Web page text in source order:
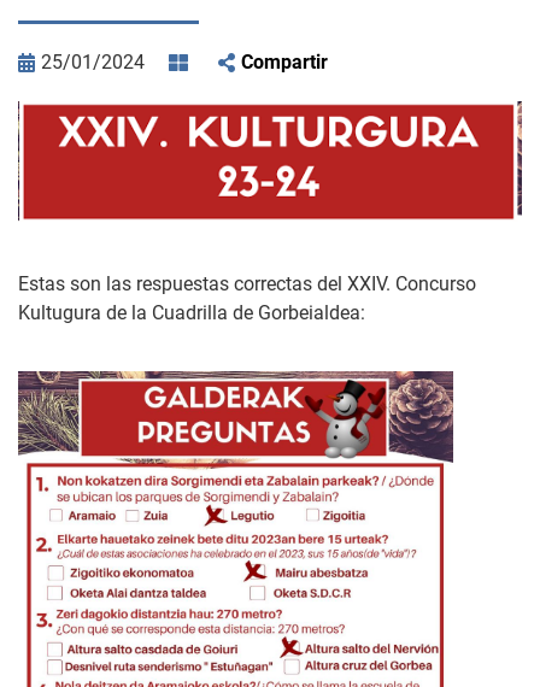
25/01/2024 Compartir
Estas son las respuestas correctas del XXIV. Concurso
Kultugura de la Cuadrilla de Gorbeialdea: